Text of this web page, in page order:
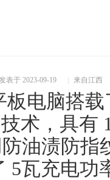
表于 2023-09-19 来自江西
板电脑搭
术，具有
油渍防指
5瓦充电